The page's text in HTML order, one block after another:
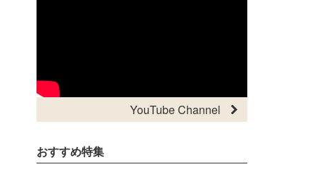
YouTube Channel
おすすめ特集